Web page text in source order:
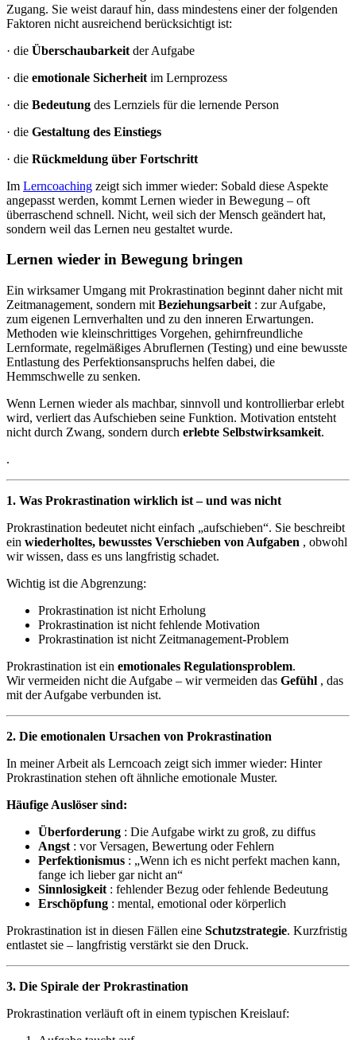
Zugang. Sie weist darauf hin, dass mindestens einer der folgenden
Faktoren nicht ausreichend berücksichtigt ist:
· die Überschaubarkeit der Aufgabe
· die emotionale Sicherheit im Lernprozess
· die Bedeutung des Lernziels für die lernende Person
· die Gestaltung des Einstiegs
· die Rückmeldung über Fortschritt
Im Lerncoaching zeigt sich immer wieder: Sobald diese Aspekte
angepasst werden, kommt Lernen wieder in Bewegung – oft
überraschend schnell. Nicht, weil sich der Mensch geändert hat,
sondern weil das Lernen neu gestaltet wurde.
Lernen wieder in Bewegung bringen
Ein wirksamer Umgang mit Prokrastination beginnt daher nicht mit
Zeitmanagement, sondern mit Beziehungsarbeit : zur Aufgabe,
zum eigenen Lernverhalten und zu den inneren Erwartungen.
Methoden wie kleinschrittiges Vorgehen, gehirnfreundliche
Lernformate, regelmäßiges Abruflernen (Testing) und eine bewusste
Entlastung des Perfektionsanspruchs helfen dabei, die
Hemmschwelle zu senken.
Wenn Lernen wieder als machbar, sinnvoll und kontrollierbar erlebt
wird, verliert das Aufschieben seine Funktion. Motivation entsteht
nicht durch Zwang, sondern durch erlebte Selbstwirksamkeit.
.
1. Was Prokrastination wirklich ist – und was nicht
Prokrastination bedeutet nicht einfach „aufschieben“. Sie beschreibt
ein wiederholtes, bewusstes Verschieben von Aufgaben , obwohl
wir wissen, dass es uns langfristig schadet.
Wichtig ist die Abgrenzung:
Prokrastination ist nicht Erholung
Prokrastination ist nicht fehlende Motivation
Prokrastination ist nicht Zeitmanagement-Problem
Prokrastination ist ein emotionales Regulationsproblem.
Wir vermeiden nicht die Aufgabe – wir vermeiden das Gefühl , das
mit der Aufgabe verbunden ist.
2. Die emotionalen Ursachen von Prokrastination
In meiner Arbeit als Lerncoach zeigt sich immer wieder: Hinter
Prokrastination stehen oft ähnliche emotionale Muster.
Häufige Auslöser sind:
Überforderung : Die Aufgabe wirkt zu groß, zu diffus
Angst : vor Versagen, Bewertung oder Fehlern
Perfektionismus : „Wenn ich es nicht perfekt machen kann,
fange ich lieber gar nicht an“
Sinnlosigkeit : fehlender Bezug oder fehlende Bedeutung
Erschöpfung : mental, emotional oder körperlich
Prokrastination ist in diesen Fällen eine Schutzstrategie. Kurzfristig
entlastet sie – langfristig verstärkt sie den Druck.
3. Die Spirale der Prokrastination
Prokrastination verläuft oft in einem typischen Kreislauf: